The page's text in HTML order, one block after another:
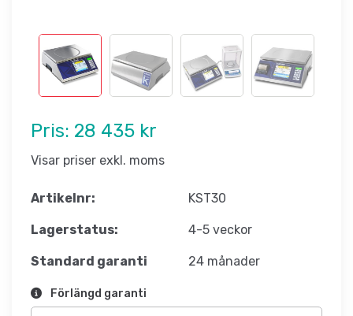
Pris: 28 435 kr
Visar priser exkl. moms
Artikelnr: KST30
Lagerstatus: 4-5 veckor
Standard garanti 24 månader
Förlängd garanti